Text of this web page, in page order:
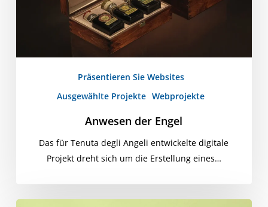
Präsentieren Sie Websites
Ausgewählte Projekte Webprojekte
Anwesen der Engel
Das für Tenuta degli Angeli entwickelte digitale
Projekt dreht sich um die Erstellung eines…